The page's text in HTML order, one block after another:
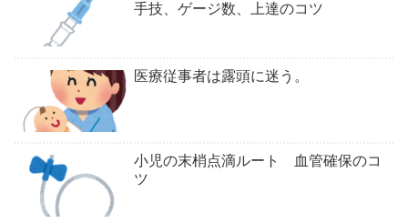
手技、ゲージ数、上達のコツ
医療従事者は露頭に迷う。
小児の末梢点滴ルート 血管確保のコ
ツ